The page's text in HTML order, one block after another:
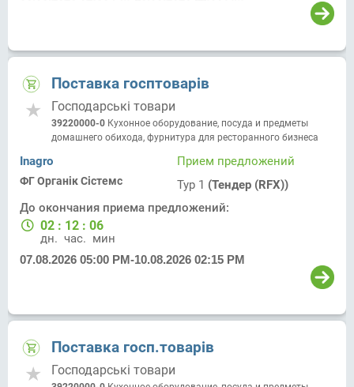
Поставка госптоварів
Господарські товари
39220000-0 Кухонное оборудование, посуда и предметы
домашнего обихода, фурнитура для ресторанного бизнеса
Inagro
ФГ Органік Сістемс
Прием предложений
Тур 1 (Тендер (RFX))
До окончания приема предложений:
02 : 12 : 06
дн. час. мин.
07.08.2026 05:00 PM-10.08.2026 02:15 PM
Поставка госп.товарів
Господарські товари